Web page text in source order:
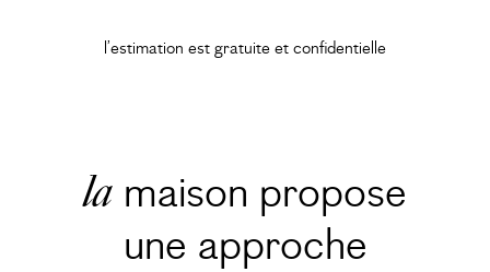
l’estimation est gratuite et confidentielle
la maison propose
une approche